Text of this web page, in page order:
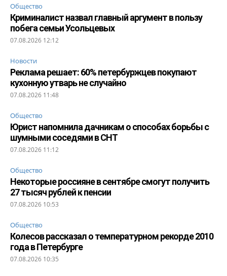
Общество
Криминалист назвал главный аргумент в пользу
побега семьи Усольцевых
07.08.2026 12:12
Новости
Реклама решает: 60% петербуржцев покупают
кухонную утварь не случайно
07.08.2026 11:48
Общество
Юрист напомнила дачникам о способах борьбы с
шумными соседями в СНТ
07.08.2026 11:12
Общество
Некоторые россияне в сентябре смогут получить
27 тысяч рублей к пенсии
07.08.2026 10:53
Общество
Колесов рассказал о температурном рекорде 2010
года в Петербурге
07.08.2026 10:35